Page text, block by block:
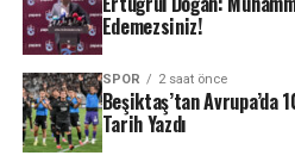
Edemezsiniz!
SPOR 2 saat önce
Beşiktaş’tan Avrupa’da
Tarih Yazdı